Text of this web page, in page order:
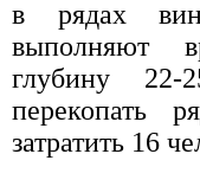
в рядах
выполняют
глубину 22-
перекопать
затратить 16